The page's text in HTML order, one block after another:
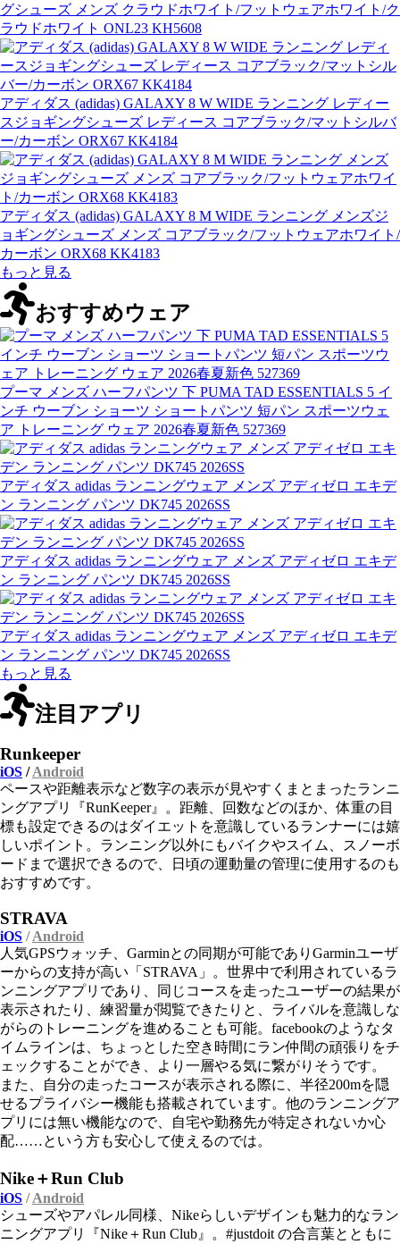
グシューズ メンズ クラウドホワイト/フットウェアホワイト/ク
ラウドホワイト ONL23 KH5608
アディダス (adidas) GALAXY 8 W WIDE ランニング レディー
スジョギングシューズ レディース コアブラック/マットシルバ
ー/カーボン ORX67 KK4184
アディダス (adidas) GALAXY 8 M WIDE ランニング メンズジ
ョギングシューズ メンズ コアブラック/フットウェアホワイト/
カーボン ORX68 KK4183
もっと見る
おすすめウェア
プーマ メンズ ハーフパンツ 下 PUMA TAD ESSENTIALS 5 イ
ンチ ウーブン ショーツ ショートパンツ 短パン スポーツウェ
ア トレーニング ウェア 2026春夏新色 527369
アディダス adidas ランニングウェア メンズ アディゼロ エキデ
ン ランニング パンツ DK745 2026SS
アディダス adidas ランニングウェア メンズ アディゼロ エキデ
ン ランニング パンツ DK745 2026SS
アディダス adidas ランニングウェア メンズ アディゼロ エキデ
ン ランニング パンツ DK745 2026SS
もっと見る
注目アプリ
Runkeeper
iOS /Android
ペースや距離表示など数字の表示が見やすくまとまったランニ
ングアプリ『RunKeeper』。距離、回数などのほか、体重の目
標も設定できるのはダイエットを意識しているランナーには嬉
しいポイント。ランニング以外にもバイクやスイム、スノーボ
ードまで選択できるので、日頃の運動量の管理に使用するのも
おすすめです。
STRAVA
iOS /Android
人気GPSウォッチ、Garminとの同期が可能でありGarminユーザ
ーからの支持が高い「STRAVA」。世界中で利用されているラ
ンニングアプリであり、同じコースを走ったユーザーの結果が
表示されたり、練習量が閲覧できたりと、ライバルを意識しな
がらのトレーニングを進めることも可能。facebookのようなタ
イムラインは、ちょっとした空き時間にラン仲間の頑張りをチ
ェックすることができ、より一層やる気に繋がりそうです。
また、自分の走ったコースが表示される際に、半径200mを隠
せるプライバシー機能も搭載されています。他のランニングア
プリには無い機能なので、自宅や勤務先が特定されないか心
配……という方も安心して使えるのでは。
Nike＋Run Club
iOS /Android
シューズやアパレル同様、Nikeらしいデザインも魅力的なラン
ニングアプリ『Nike＋Run Club』。#justdoit の合言葉とともに